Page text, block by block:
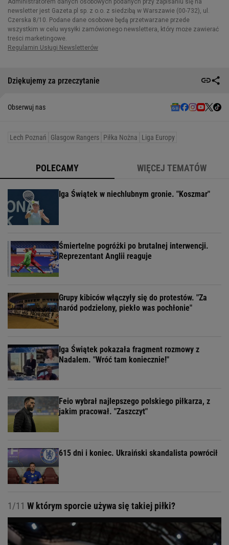
Dziękujemy za przeczytanie
Obserwuj nas
Lech Poznań Glasgow Rangers Piłka Nożna Liga Europy
POLECAMY WIĘCEJ TEMATÓW
Iga Świątek w niechlubnym gronie. "Koszmar"
Śmiertelne pogróżki po brutalnej interwencji.
Reprezentant Anglii reaguje
Grupy kibiców włączyły się do protestów. "Za
naród podzielony, piekło was pochłonie"
Iga Świątek pokazała fragment rozmowy z
Nadalem. "Wróć tam koniecznie!"
Feio wybrał najlepszego polskiego piłkarza, z
jakim pracował. "Zaszczyt"
615 dni i koniec. Ukraiński skandalista powrócił
1/11 W którym sporcie używa się takiej piłki?